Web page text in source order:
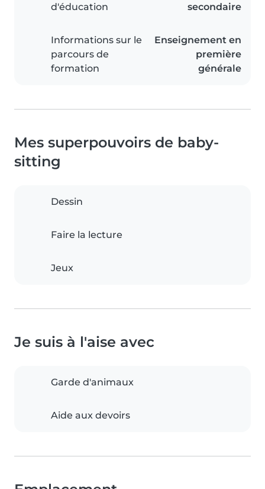
d'éducation
secondaire
Informations sur le
parcours de
formation
Enseignement en
première
générale
Mes superpouvoirs de baby-
sitting
Dessin
Faire la lecture
Jeux
Je suis à l'aise avec
Garde d'animaux
Aide aux devoirs